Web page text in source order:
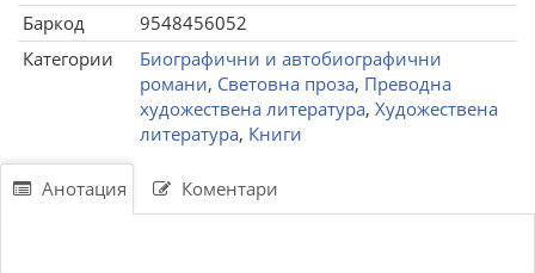
Баркод
9548456052
Категории
Биографични и автобиографични
романи, Световна проза, Преводна
художествена литература, Художествена
литература, Книги
Анотация Коментари